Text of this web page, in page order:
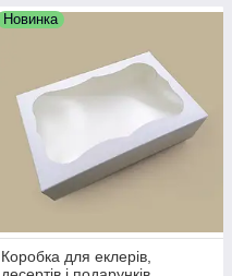
Новинка
Коробка для еклерів,